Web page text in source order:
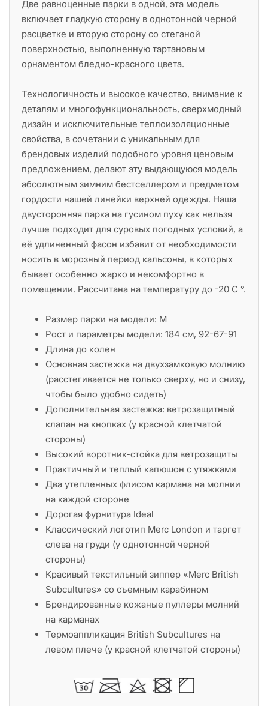
Две равноценные парки в одной, эта модель
включает гладкую сторону в однотонной черной
расцветке и вторую сторону со стеганой
поверхностью, выполненную тартановым
орнаментом бледно-красного цвета.
Технологичность и высокое качество, внимание к
деталям и многофункциональность, сверхмодный
дизайн и исключительные теплоизоляционные
свойства, в сочетании с уникальным для
брендовых изделий подобного уровня ценовым
предложением, делают эту выдающуюся модель
абсолютным зимним бестселлером и предметом
гордости нашей линейки верхней одежды. Наша
двусторонняя парка на гусином пуху как нельзя
лучше подходит для суровых погодных условий, а
её удлиненный фасон избавит от необходимости
носить в морозный период кальсоны, в которых
бывает особенно жарко и некомфортно в
помещении. Рассчитана на температуру до -20 С °.
Размер парки на модели: M
Рост и параметры модели: 184 см, 92-67-91
Длина до колен
Основная застежка на двухзамковую молнию
(расстегивается не только сверху, но и снизу,
чтобы было удобно сидеть)
Дополнительная застежка: ветрозащитный
клапан на кнопках (у красной клетчатой
стороны)
Высокий воротник-стойка для ветрозащиты
Практичный и теплый капюшон с утяжками
Два утепленных флисом кармана на молнии
на каждой стороне
Дорогая фурнитура Ideal
Классический логотип Merc London и таргет
слева на груди (у однотонной черной
стороны)
Красивый текстильный зиппер «Merc British
Subcultures» со съемным карабином
Брендированные кожаные пуллеры молний
на карманах
Термоаппликация British Subcultures на
левом плече (у красной клетчатой стороны)